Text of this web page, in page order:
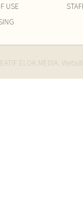
USE
ELOK MEDIA.